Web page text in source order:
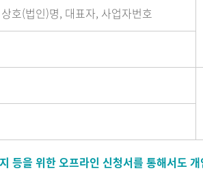
호(법인)명, 대표자, 사업자번호
등을 위한 오프라인 신청서를 통해서도